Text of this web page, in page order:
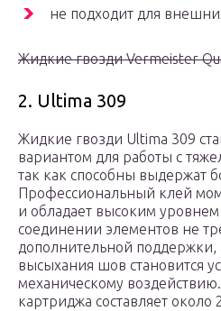
не подходит для
Жидкие гвозди Vermeister
2. Ultima 309
Жидкие гвозди Ultima 309
вариантом для работы с
так как способны выдержат
Профессиональный клей
и обладает высоким
соединении элементов не
дополнительной поддержки,
высыхания шов становится
механическому
картриджа составляет около